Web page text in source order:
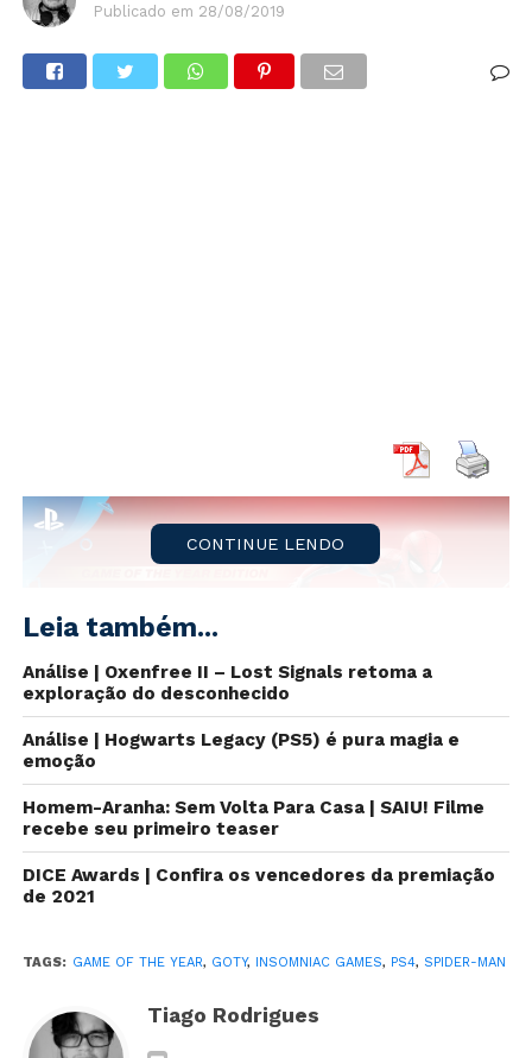
Publicado em 28/08/2019
Há um tempo alguns rumores surgiram sobre uma
possível versãoGame of the Year(GOTYpara os
deixou de ser um rumor e como esperado a versão
Marvel’s Spider-Man Game of the Year Edition
CONTINUE LENDO
Leia também...
Análise | Oxenfree II – Lost Signals retoma a
exploração do desconhecido
Análise | Hogwarts Legacy (PS5) é pura magia e
emoção
Homem-Aranha: Sem Volta Para Casa | SAIU! Filme
recebe seu primeiro teaser
DICE Awards | Confira os vencedores da premiação
de 2021
TAGS: GAME OF THE YEAR, GOTY, INSOMNIAC GAMES, PS4, SPIDER-MAN
Tiago Rodrigues